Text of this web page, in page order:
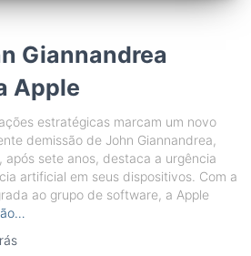
Giannandrea
Apple
estratégicas marcam um novo
demissão de John Giannandrea,
após sete anos, destaca a urgência
artificial em seus dispositivos. Com a
ao grupo de software, a Apple